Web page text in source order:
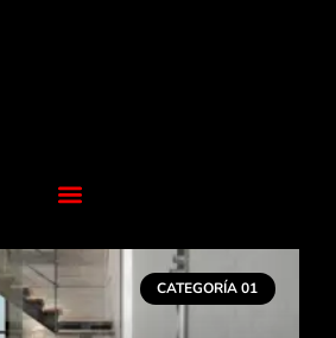
CATEGORÍA 01